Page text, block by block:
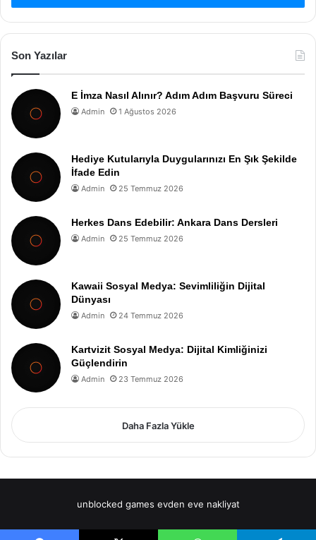
Son Yazılar
E İmza Nasıl Alınır? Adım Adım Başvuru Süreci
Admin 1 Ağustos 2026
Hediye Kutularıyla Duygularınızı En Şık Şekilde
İfade Edin
Admin 25 Temmuz 2026
Herkes Dans Edebilir: Ankara Dans Dersleri
Admin 25 Temmuz 2026
Kawaii Sosyal Medya: Sevimliliğin Dijital
Dünyası
Admin 24 Temmuz 2026
Kartvizit Sosyal Medya: Dijital Kimliğinizi
Güçlendirin
Admin 23 Temmuz 2026
Daha Fazla Yükle
unblocked games evden eve nakliyat